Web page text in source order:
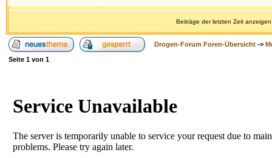
Beiträge der letzten Zeit
Drogen-Forum Foren-Übersicht ->
Seite 1 von 1